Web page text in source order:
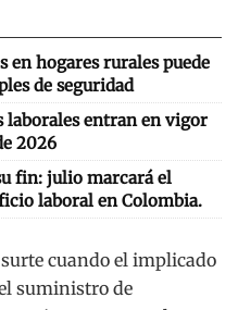
en hogares rurales puede
de seguridad
laborales entran en vigor
2026
fin: julio marcará el
laboral en Colombia.
cuando el implicado
suministro de